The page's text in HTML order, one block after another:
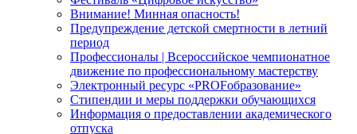
Внимание! Минная опасность!
Предупреждение детской смертности в летний
период
Профессионалы | Всероссийское чемпионатное
движение по профессиональному мастерству
Электронный ресурс «PROFобразование»
Стипендии и меры поддержки обучающихся
Информация о предоставлении академического
отпуска